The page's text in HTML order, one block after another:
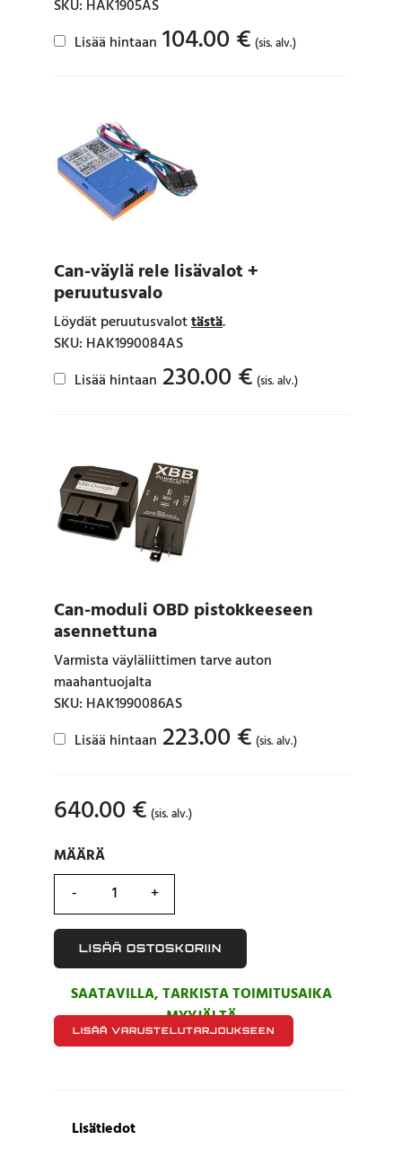
SKU: HAK1905AS
Lisää hintaan 104.00 € (sis. alv.)
Can-väylä rele lisävalot +
peruutusvalo
Löydät peruutusvalottästä.
SKU: HAK1990084AS
Lisää hintaan 230.00 € (sis. alv.)
Can-moduli OBD pistokkeeseen
asennettuna
Varmista väyläliittimen tarve auton
maahantuojalta
SKU: HAK1990086AS
Lisää hintaan 223.00 € (sis. alv.)
640.00 € (sis. alv.)
MÄÄRÄ
MÄÄRÄ
LISÄÄ OSTOSKORIIN
SAATAVILLA, TARKISTA TOIMITUSAIKA
MYYJÄLTÄ
LISÄÄ VARUSTELUTARJOUKSEEN
Lisätiedot